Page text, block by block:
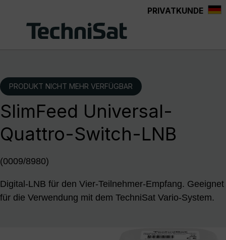
PRIVATKUNDE
PRODUKT NICHT MEHR VERFÜGBAR
SlimFeed Universal-
Quattro-Switch-LNB
(0009/8980)
Digital-LNB für den Vier-Teilnehmer-Empfang. Geeignet
für die Verwendung mit dem TechniSat Vario-System.